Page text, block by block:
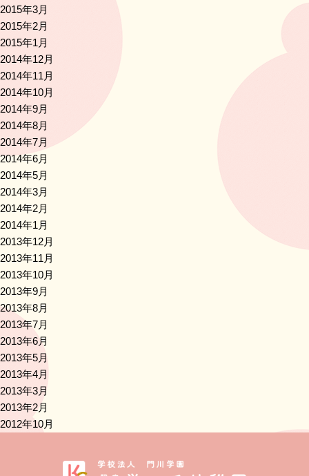
2015年3月
2015年2月
2015年1月
2014年12月
2014年11月
2014年10月
2014年9月
2014年8月
2014年7月
2014年6月
2014年5月
2014年3月
2014年2月
2014年1月
2013年12月
2013年11月
2013年10月
2013年9月
2013年8月
2013年7月
2013年6月
2013年5月
2013年4月
2013年3月
2013年2月
2012年10月